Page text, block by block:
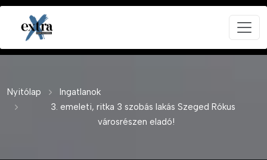
Nyitólap
Ingatlanok
3. emeleti, ritka 3 szobás lakás Szeged Rókus
városrészen eladó!